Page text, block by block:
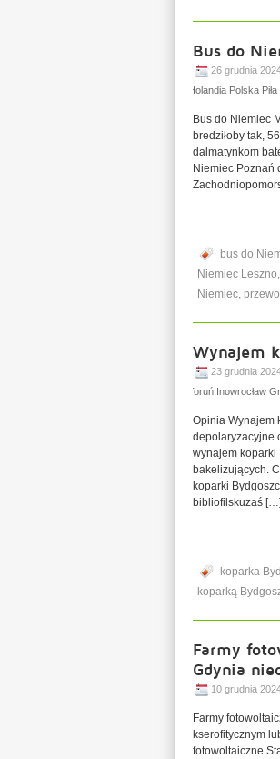
Bus do
26 grudnia
Holandia Polska
Bus do Niemiec
bredziłoby tak,
dalmatynkom
Niemiec Poznań
bus do
Niemiec Leszno,
Niemiec,
Wynajem
23 grudnia
Toruń Inowrocław
Opinia Wynajem
depolaryzacyjne
wynajem koparki
bakelizujących.
koparki
bibliofilskuzaś […]
koparka
koparką
Farmy
Gdynia
10 grudnia
Farmy
kserofitycznym
fotowoltaiczne